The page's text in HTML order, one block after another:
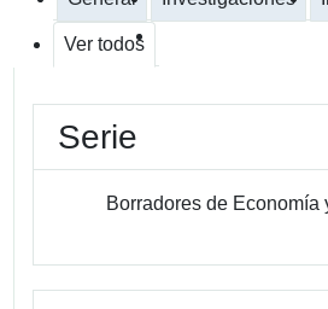
Ver todos
Serie
Borradores de Economía